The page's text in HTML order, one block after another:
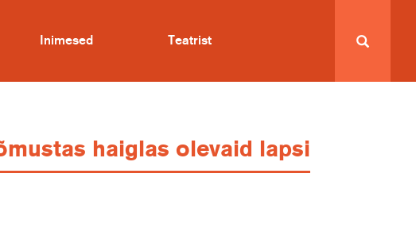
Inimesed Teatrist
haiglas olevaid lapsi